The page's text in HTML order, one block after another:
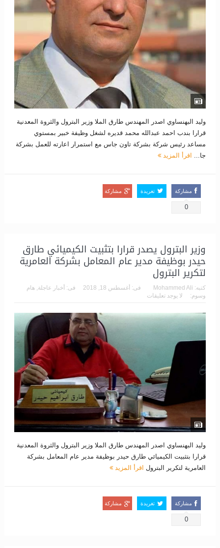
وليد البهنساوي اصدر المهندس طارق الملا وزير البترول والثروة المعدنية
قرارا بندب احمد عبدالله محمد قديره لشغل وظيفة خبير بمستوي
مساعد رئيس شركة بشركة تاون جاس مع استمرار اعارته للعمل بشركة
جا... اقرأ المزيد
مشاركة
0
تغريدة مشاركة
وزير البترول يصدر قرارا بتثبيت الكيميائي طارق
حيدر بوظيفة مدير عام المعامل بشركة العامرية
لتكرير البترول
كتبه: Mohammed Ali فى: أغسطس 18, 2018 فى: أخبار عاجلة, هام
وسوم:
لا يوجد تعليقات
وليد البهنساوي اصدر المهندس طارق الملا وزير البترول والثروة المعدنية
قرارا بتثبيت الكيميائي طارق حيدر بوظيفة مدير عام المعامل بشركة
العامرية لتكرير البترول اقرأ المزيد
مشاركة
0
تغريدة مشاركة